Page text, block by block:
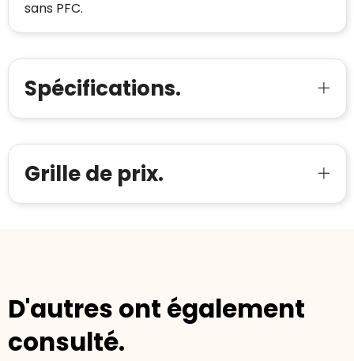
sans PFC.
Spécifications.
Grille de prix.
D'autres ont également
consulté.
Trustindex-certificaat
2026-04-22
Voor bedrijven
verkoop met de Trustindex-certificaat.
Meer informatie»